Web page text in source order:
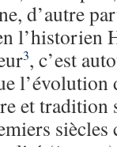
d’autre
l’historien
3, c’est
l’évolution
et tradition
siècles